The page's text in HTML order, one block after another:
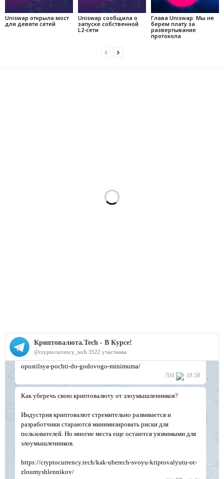
Uniswap открыла мост
для девяти сетей
Uniswap сообщила о
запуске собственной
L2-сети
Глава Uniswap: Мы не
берем плату за
развертывание
протокола